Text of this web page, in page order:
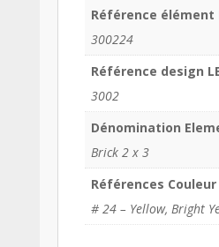
Référence élément
300224
Référence design
3002
Dénomination
Brick 2 x 3
Références Couleur
# 24 – Yellow, Bright